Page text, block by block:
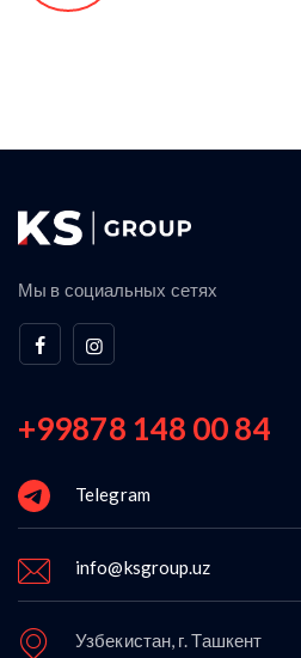
Мы в социальных сетях
+99878 148 00 84
Telegram
info@ksgroup.uz
Узбекистан, г. Ташкент